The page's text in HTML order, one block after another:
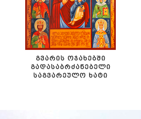
ᲒᲕᲐᲠᲘᲡ ᲝᲯᲐᲮᲔᲑᲨᲘ
ᲒᲐᲓᲐᲡᲐᲑᲠᲫᲐᲜᲔᲑᲔᲚᲘ
ᲡᲐᲒᲕᲐᲠᲔᲣᲚᲝ ᲮᲐᲢᲘ